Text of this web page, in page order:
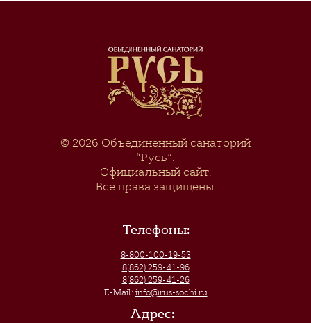
© 2026 Объединенный санаторий
“Русь”.
Официальный сайт.
Все права защищены.
Телефоны:
8-800-100-19-53
8(862) 259-41-96
8(862) 259-41-26
E-Mail: info@rus-sochi.ru
Адрес: